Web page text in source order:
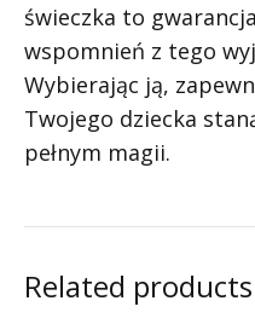
świeczka to
wspomnień z tego
Wybierając ją,
Twojego dziecka
pełnym magii.
Related products